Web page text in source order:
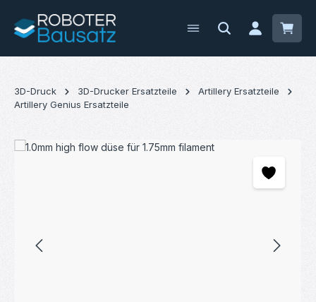
Zum Hauptinhalt springen
3D-Druck 3D-Drucker Ersatzteile
Artillery Ersatzteile
Artillery Genius Ersatzteile
Bildergalerie überspringen